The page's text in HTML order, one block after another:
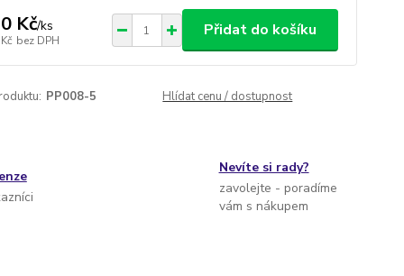
Kč/ks
bez DPH
Přidat do košíku
PP008-5 Hlídat cenu / dostupnost
Nevíte si rady?
zavolejte - poradíme
vám s nákupem